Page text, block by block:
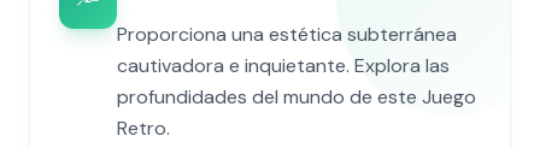
Proporciona una estética subterránea
cautivadora e inquietante. Explora las
profundidades del mundo de este Juego
Retro.